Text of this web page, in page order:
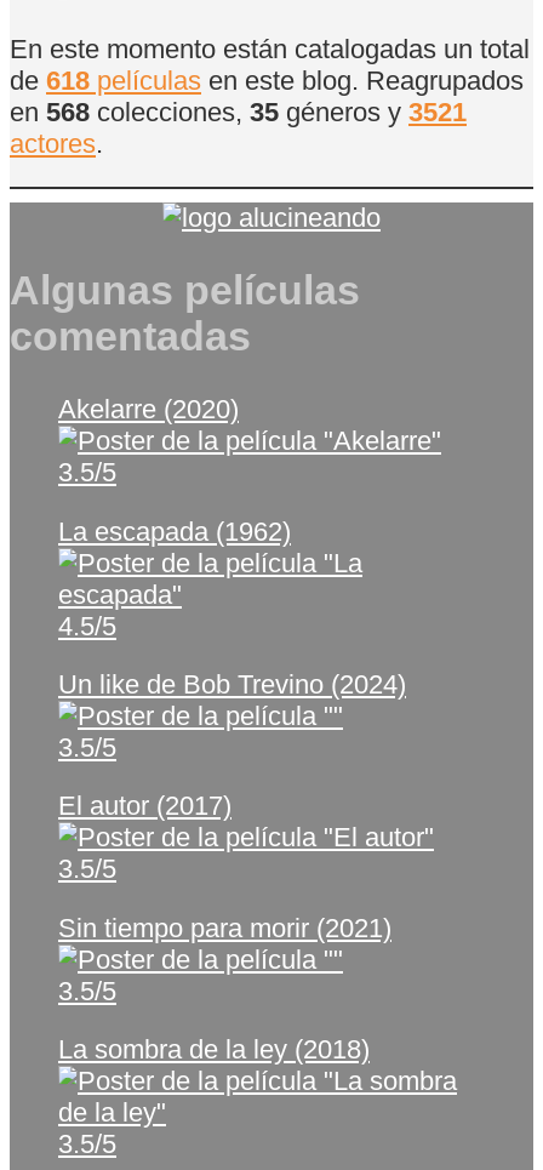
En este momento están catalogadas un total
de 618 películas en este blog. Reagrupados
en 568 colecciones, 35 géneros y 3521
actores.
Algunas películas
comentadas
Akelarre (2020)
3.5/5
La escapada (1962)
4.5/5
Un like de Bob Trevino (2024)
3.5/5
El autor (2017)
3.5/5
Sin tiempo para morir (2021)
3.5/5
La sombra de la ley (2018)
3.5/5